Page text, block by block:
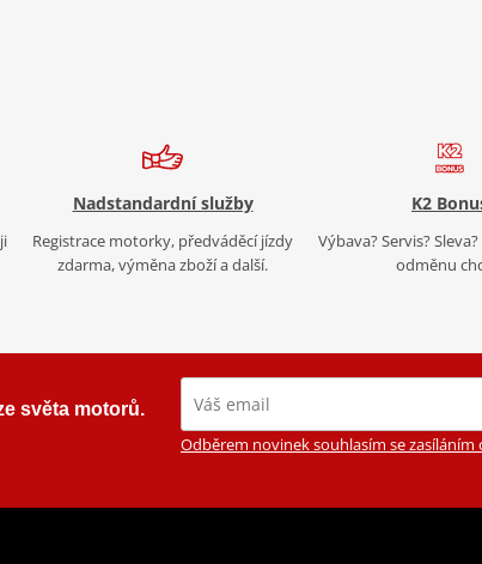
Nadstandardní služby
Registrace motorky, předváděcí jízdy
zdarma, výměna zboží a další.
K2
Výbava? Servis?
odměnu
světa motorů.
Odběrem novinek souhlasím se zasíláním